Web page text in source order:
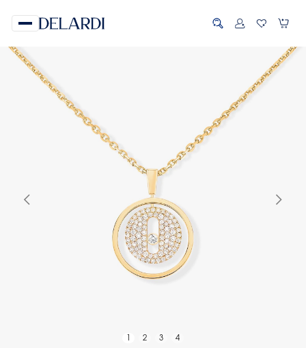
2 3 4